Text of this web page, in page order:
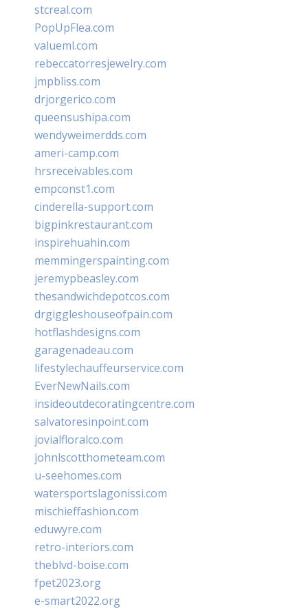
stcreal.com
PopUpFlea.com
valueml.com
rebeccatorresjewelry.com
jmpbliss.com
drjorgerico.com
queensushipa.com
wendyweimerdds.com
ameri-camp.com
hrsreceivables.com
empconst1.com
cinderella-support.com
bigpinkrestaurant.com
inspirehuahin.com
memmingerspainting.com
jeremypbeasley.com
thesandwichdepotcos.com
drgiggleshouseofpain.com
hotflashdesigns.com
garagenadeau.com
lifestylechauffeurservice.com
EverNewNails.com
insideoutdecoratingcentre.com
salvatoresinpoint.com
jovialfloralco.com
johnlscotthometeam.com
u-seehomes.com
watersportslagonissi.com
mischieffashion.com
eduwyre.com
retro-interiors.com
theblvd-boise.com
fpet2023.org
e-smart2022.org